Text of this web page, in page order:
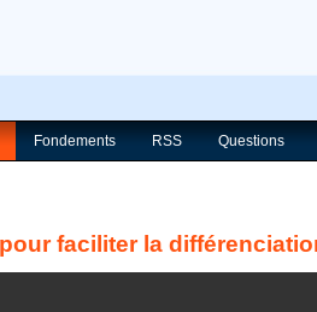
Fondements RSS Questions
faciliter la